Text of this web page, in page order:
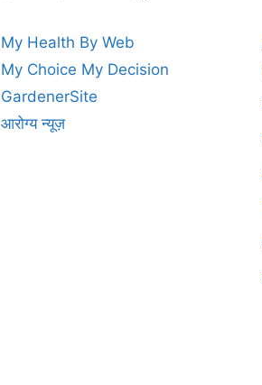
My Health By Web
My Choice My Decision
GardenerSite
आरोग्य न्यूज़